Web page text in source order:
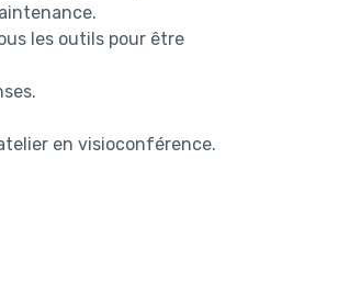
les outils pour être
en visioconférence.